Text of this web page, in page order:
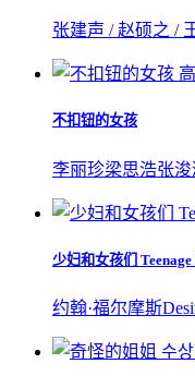
张建声 / 赵硕之 /
不扣钮的女孩
李丽珍梁思浩张浚
少妇和女孩们
约翰·福尔摩斯